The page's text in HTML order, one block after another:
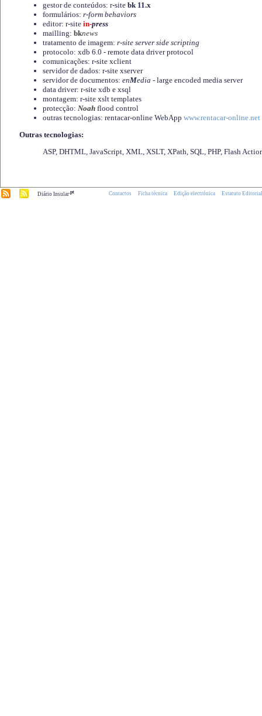
gestor de conteúdos: r-site bk 11.x
formulários: r-form behaviors
editor: r-site in-press
mailling: bknews
tratamento de imagem: r-site server side scripting
protocolo: xdb 6.0 - remote data driver protocol
comunicações: r-site xclient
servidor de dados: r-site xserver
servidor de documentos: enMedia - large encoded media server
data driver: r-site xdb e xsql
montagem: r-site xslt templates
protecção: Noah flood control
outras tecnologias: rentacar-online WebApp www.rentacar-online.net
Outras tecnologias:
ASP, DHTML, JavaScript, XML, XSLT, XPath, SQL, PHP, Flash
Diário Insular.pt Contactos Ficha técnica Edição electrónica Estatuto Editorial